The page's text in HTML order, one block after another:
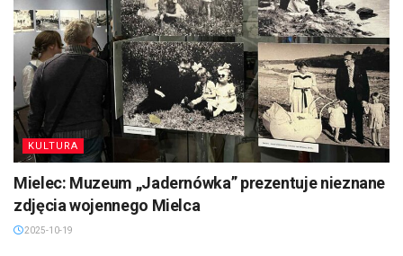
KULTURA
Mielec: Muzeum „Jadernówka” prezentuje nieznane
zdjęcia wojennego Mielca
2025-10-19